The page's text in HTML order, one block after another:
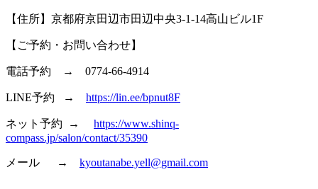
【住所】京都府京田辺市田辺中央3-1-14高山ビル1F
【ご予約・お問い合わせ】
電話予約 → 0774-66-4914
LINE予約 → https://lin.ee/bpnut8F
ネット予約 → https://www.shinq-
compass.jp/salon/contact/35390
メール → kyoutanabe.yell@gmail.com